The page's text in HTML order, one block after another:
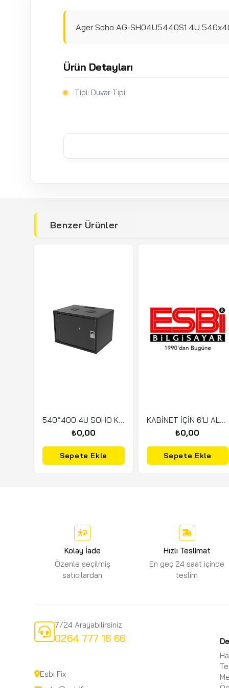
Ager Soho AG-SH04U5440S1 4U
Ürün Detayları
Tipi: Duvar Tipi
Benzer Ürünler
540*400 4U SOHO KABİN
₺0,00
Sepete Ekle
KABİNET İÇİN 6'LI ALUMİNYUM SİGORTALI PRİZ PDU
₺0,00
Sepete Ekle
Kolay İade
Özenle seçilmiş
satıcılardan
Hızlı Teslimat
En geç 24 saat içinde
teslim
7/24 Arayabilirsiniz
0264 777 16 66
Esbi Fix